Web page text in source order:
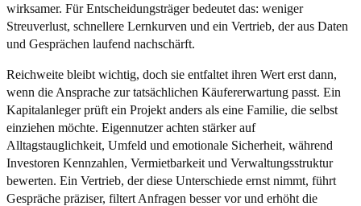
wirksamer. Für Entscheidungsträger bedeutet das: weniger
Streuverlust, schnellere Lernkurven und ein Vertrieb, der aus Daten
und Gesprächen laufend nachschärft.
Reichweite bleibt wichtig, doch sie entfaltet ihren Wert erst dann,
wenn die Ansprache zur tatsächlichen Käufererwartung passt. Ein
Kapitalanleger prüft ein Projekt anders als eine Familie, die selbst
einziehen möchte. Eigennutzer achten stärker auf
Alltagstauglichkeit, Umfeld und emotionale Sicherheit, während
Investoren Kennzahlen, Vermietbarkeit und Verwaltungsstruktur
bewerten. Ein Vertrieb, der diese Unterschiede ernst nimmt, führt
Gespräche präziser, filtert Anfragen besser vor und erhöht die